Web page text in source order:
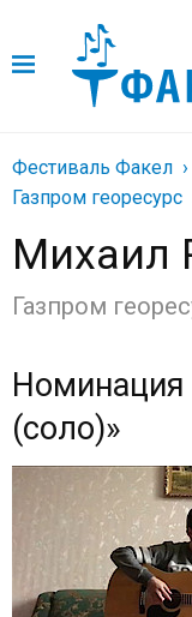
Фестиваль Факел
Газпром георесурс
Михаил
Газпром
Номинация
(соло)»